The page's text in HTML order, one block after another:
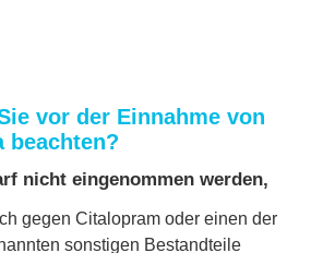
vor der Einnahme von
beachten?
nicht eingenommen werden,
gegen Citalopram oder einen der
sonstigen Bestandteile